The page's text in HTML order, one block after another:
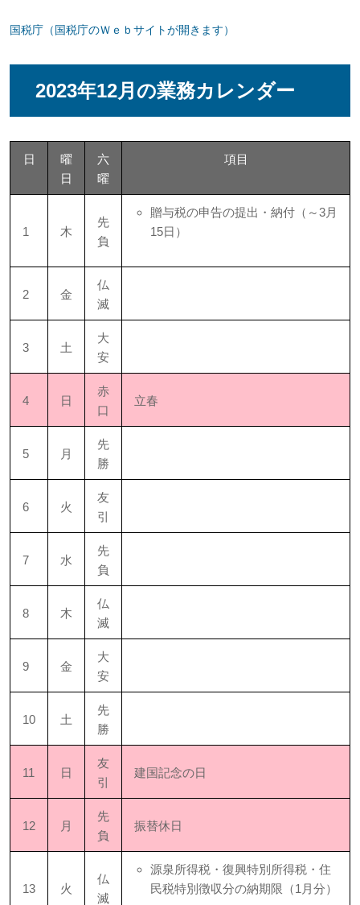
国税庁（国税庁のＷｅｂサイトが開きます）
2023年12月の業務カレンダー
日
曜
日
六
曜
項目
1 木
先
負
贈与税の申告の提出・納付（～3月
15日）
2 金
仏
滅
3 土
大
安
4 日
赤
口
立春
5 月
先
勝
6 火
友
引
7 水
先
負
8 木
仏
滅
9 金
大
安
10 土
先
勝
11 日
友
引
建国記念の日
12 月
先
負
振替休日
13 火
仏
滅
源泉所得税・復興特別所得税・住
民税特別徴収分の納期限（1月分）